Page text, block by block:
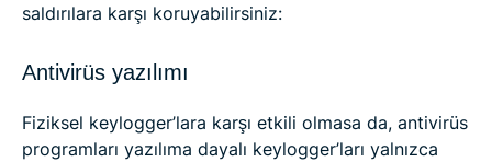
saldırılara karşı koruyabilirsiniz:
Antivirüs yazılımı
Fiziksel keylogger’lara karşı etkili olmasa da, antivirüs
programları yazılıma dayalı keylogger’ları yalnızca